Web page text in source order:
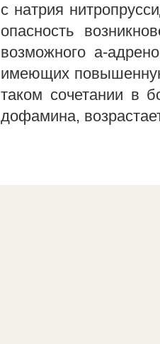
с натрия
опасность
возможного а-
имеющих повышенную
таком сочетании в
дофамина,